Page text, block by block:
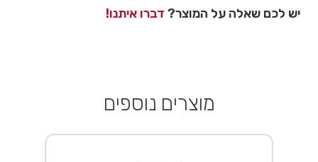
יש לכם שאלה על המוצר? דברו איתנו!
מוצרים נוספים